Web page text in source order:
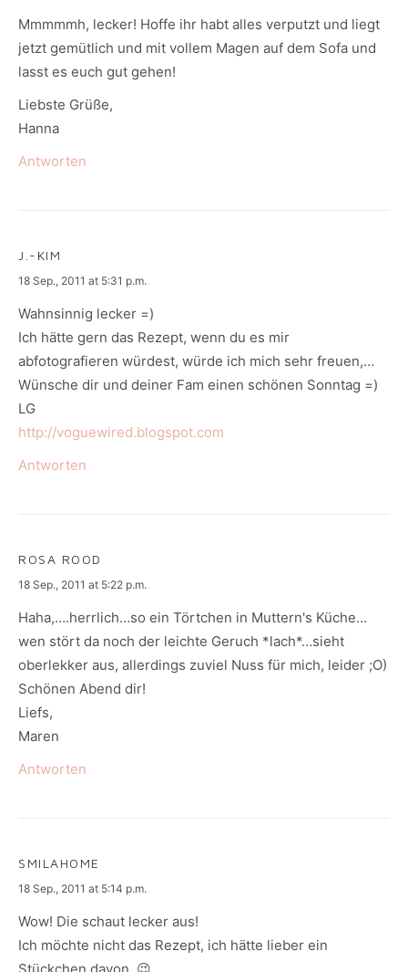
Mmmmmh, lecker! Hoffe ihr habt alles verputzt und liegt
jetzt gemütlich und mit vollem Magen auf dem Sofa und
lasst es euch gut gehen!
Liebste Grüße,
Hanna
Antworten
J.-KIM
says:
18 Sep., 2011 at 5:31 p.m.
Wahnsinnig lecker =)
Ich hätte gern das Rezept, wenn du es mir
abfotografieren würdest, würde ich mich sehr freuen,…
Wünsche dir und deiner Fam einen schönen Sonntag =)
LG
http://voguewired.blogspot.com
Antworten
ROSA ROOD
says:
18 Sep., 2011 at 5:22 p.m.
Haha,….herrlich…so ein Törtchen in Muttern's Küche…
wen stört da noch der leichte Geruch *lach*…sieht
oberlekker aus, allerdings zuviel Nuss für mich, leider ;O)
Schönen Abend dir!
Liefs,
Maren
Antworten
SMILAHOME
says:
18 Sep., 2011 at 5:14 p.m.
Wow! Die schaut lecker aus!
Ich möchte nicht das Rezept, ich hätte lieber ein